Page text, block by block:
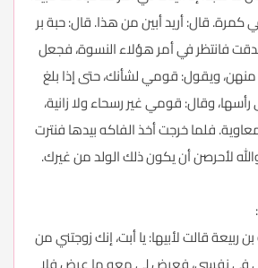
قال: أريد أبين من هذا. قال: حبة بر
فانتظر في أمر هؤلاء النسوة، فجعل
ويقول: قومي لشأنك، حتى إذا بلغ
وقال: قومي غير رسحاء ولا زانية،
فلما خرجت أخذ الفاكه بيدها فنترت
لأحرصن أن يكون ذلك الولد من غيرك.
ربيعة قالت لأبيها: يا أبت، إنك زوجتني من